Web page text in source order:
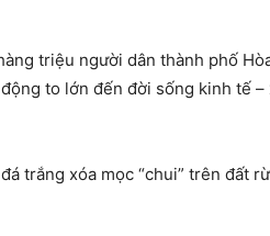
triệu người dân thành phố
to lớn đến đời sống kinh tế –
trắng xóa mọc “chui” trên đất